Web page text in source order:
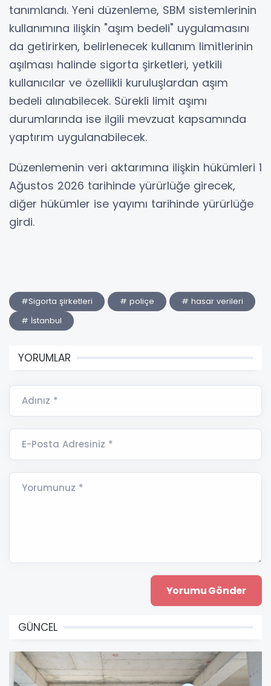
tanımlandı. Yeni düzenleme, SBM sistemlerinin
kullanımına ilişkin "aşım bedeli" uygulamasını
da getirirken, belirlenecek kullanım limitlerinin
aşılması halinde sigorta şirketleri, yetkili
kullanıcılar ve özellikli kuruluşlardan aşım
bedeli alınabilecek. Sürekli limit aşımı
durumlarında ise ilgili mevzuat kapsamında
yaptırım uygulanabilecek.
Düzenlemenin veri aktarımına ilişkin hükümleri 1
Ağustos 2026 tarihinde yürürlüğe girecek,
diğer hükümler ise yayımı tarihinde yürürlüğe
girdi.
#Sigorta şirketleri # poliçe
# hasar verileri
# İstanbul
YORUMLAR
Adınız *
E-Posta Adresiniz *
Yorumunuz *
GÜNCEL